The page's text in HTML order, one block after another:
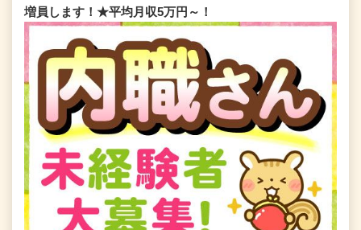
増員します！★平均月収5万円～！